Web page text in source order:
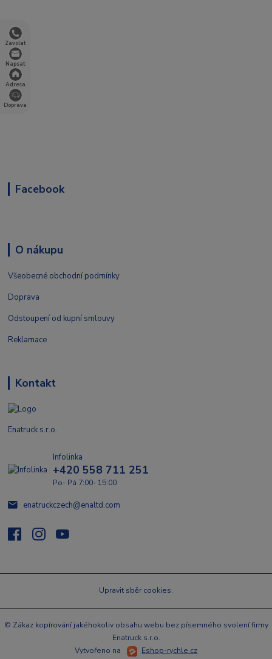
Zavolat
Napsat
Adresa
Doprava
Facebook
O nákupu
Všeobecné obchodní podmínky
Doprava
Odstoupení od kupní smlouvy
Reklamace
Kontakt
Enatruck s.r.o.
Infolinka
+420 558 711 251
Po- Pá 7:00- 15:00
enatruckczech@enaltd.com
Upravit sběr cookies.
© Zákaz kopírování jakéhokoliv obsahu webu bez písemného svolení firmy
Enatruck s.r.o.
Vytvořeno na
Eshop-rychle.cz